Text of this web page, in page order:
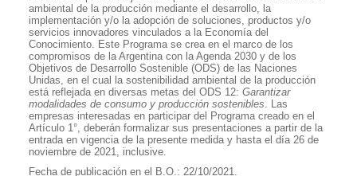
ambiental de la producción mediante el desarrollo, la
implementación y/o la adopción de soluciones, productos y/o
servicios innovadores vinculados a la Economía del
Conocimiento. Este Programa se crea en el marco de los
compromisos de la Argentina con la Agenda 2030 y de los
Objetivos de Desarrollo Sostenible (ODS) de las Naciones
Unidas, en el cual la sostenibilidad ambiental de la producción
está reflejada en diversas metas del ODS 12: Garantizar
modalidades de consumo y producción sostenibles. Las
empresas interesadas en participar del Programa creado en el
Artículo 1°, deberán formalizar sus presentaciones a partir de la
entrada en vigencia de la presente medida y hasta el día 26 de
noviembre de 2021, inclusive.
Fecha de publicación en el B.O.: 22/10/2021.